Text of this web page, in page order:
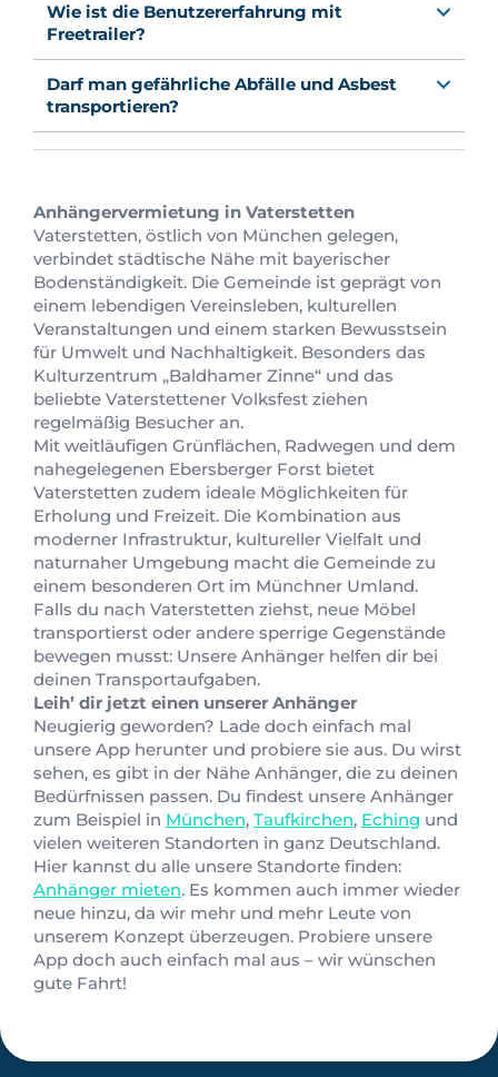
Wie ist die Benutzererfahrung mit
Freetrailer?
Darf man gefährliche Abfälle und Asbest
transportieren?
Anhängervermietung in Vaterstetten
Vaterstetten, östlich von München gelegen,
verbindet städtische Nähe mit bayerischer
Bodenständigkeit. Die Gemeinde ist geprägt von
einem lebendigen Vereinsleben, kulturellen
Veranstaltungen und einem starken Bewusstsein
für Umwelt und Nachhaltigkeit. Besonders das
Kulturzentrum „Baldhamer Zinne“ und das
beliebte Vaterstettener Volksfest ziehen
regelmäßig Besucher an.
Mit weitläufigen Grünflächen, Radwegen und dem
nahegelegenen Ebersberger Forst bietet
Vaterstetten zudem ideale Möglichkeiten für
Erholung und Freizeit. Die Kombination aus
moderner Infrastruktur, kultureller Vielfalt und
naturnaher Umgebung macht die Gemeinde zu
einem besonderen Ort im Münchner Umland.
Falls du nach Vaterstetten ziehst, neue Möbel
transportierst oder andere sperrige Gegenstände
bewegen musst: Unsere Anhänger helfen dir bei
deinen Transportaufgaben.
Leih’ dir jetzt einen unserer Anhänger
Neugierig geworden? Lade doch einfach mal
unsere App herunter und probiere sie aus. Du wirst
sehen, es gibt in der Nähe Anhänger, die zu deinen
Bedürfnissen passen. Du findest unsere Anhänger
zum Beispiel in München, Taufkirchen, Eching und
vielen weiteren Standorten in ganz Deutschland.
Hier kannst du alle unsere Standorte finden:
Anhänger mieten. Es kommen auch immer wieder
neue hinzu, da wir mehr und mehr Leute von
unserem Konzept überzeugen. Probiere unsere
App doch auch einfach mal aus – wir wünschen
gute Fahrt!